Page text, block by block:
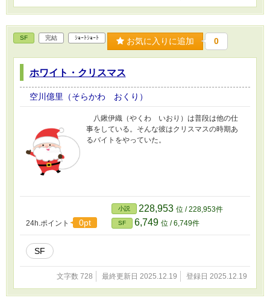
SF 完結 ｼｮｰﾄｼｮｰﾄ お気に入りに追加 0
ホワイト・クリスマス
空川億里（そらかわ おくり）
八鍬伊織（やくわ いおり）は普段は他の仕
事をしている。そんな彼はクリスマスの時期あ
るバイトをやっていた。
24h.ポイント 0pt
小説 228,953 位 / 228,953件
SF 6,749 位 / 6,749件
SF
文字数 728 最終更新日 2025.12.19 登録日 2025.12.19